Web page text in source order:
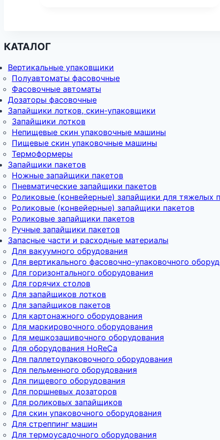
КАТАЛОГ
Вертикальные упаковщики
Полуавтоматы фасовочные
Фасовочные автоматы
Дозаторы фасовочные
Запайщики лотков, скин-упаковщики
Запайщики лотков
Непищевые скин упаковочные машины
Пищевые скин упаковочные машины
Термоформеры
Запайщики пакетов
Ножные запайщики пакетов
Пневматические запайщики пакетов
Роликовые (конвейерные) запайщики для тяжелых
Роликовые (конвейерные) запайщики пакетов
Роликовые запайщики пакетов
Ручные запайщики пакетов
Запасные части и расходные материалы
Для вакуумного обрудования
Для вертикального фасовочно-упаковочного
Для горизонтального оборудования
Для горячих столов
Для запайщиков лотков
Для запайщиков пакетов
Для картонажного оборудования
Для маркировочного оборудования
Для мешкозашивочного оборудования
Для оборудования HoReCa
Для паллетоупаковочного оборудования
Для пельменного оборудования
Для пищевого оборудования
Для поршневых дозаторов
Для роликовых запайщиков
Для скин упаковочного оборудования
Для стреппинг машин
Для термоусадочного оборудования